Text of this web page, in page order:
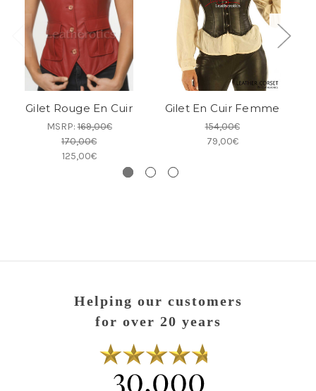
Gilet Rouge En Cuir
MSRP:169,00€
170,00€
125,00€
Gilet En Cuir Femme
154,00€
79,00€
Helping our customers
for over 20 years